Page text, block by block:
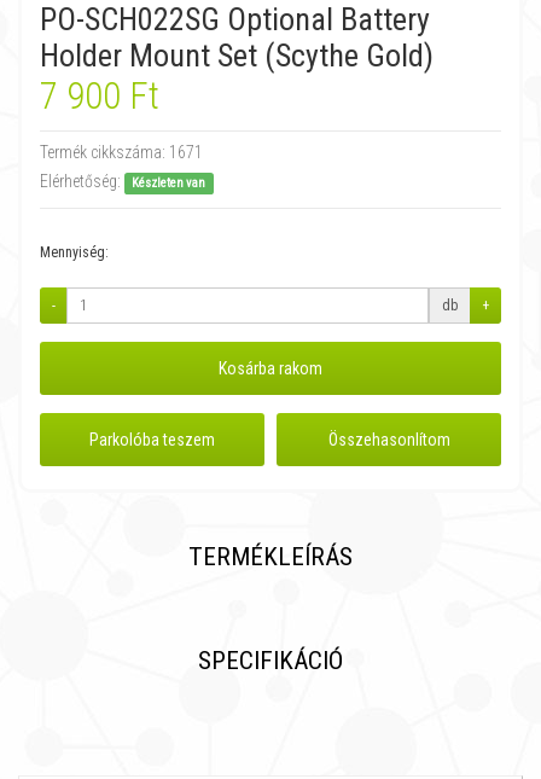
PO-SCH022SG Optional Battery
Holder Mount Set (Scythe Gold)
7 900 Ft
Termék cikkszáma: 1671
Elérhetőség:
Készleten van
Mennyiség:
- db +
Kosárba rakom
Parkolóba teszem Összehasonlítom
TERMÉKLEÍRÁS
SPECIFIKÁCIÓ